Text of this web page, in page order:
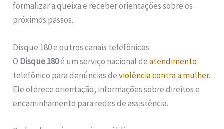
formalizar a queixa e receber orientações sobre os
próximos passos.
Disque 180 e outros canais telefônicos
O Disque 180é um serviço nacional deatendimento
telefônico para denúncias deviolência contra a mulher.
Ele oferece orientação, informações sobre direitos e
encaminhamento para redes de assistência.